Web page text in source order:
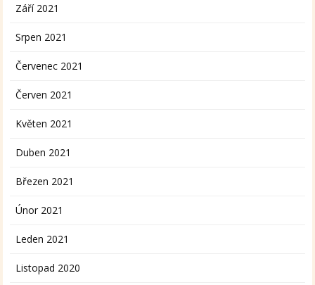
Září 2021
Srpen 2021
Červenec 2021
Červen 2021
Květen 2021
Duben 2021
Březen 2021
Únor 2021
Leden 2021
Listopad 2020